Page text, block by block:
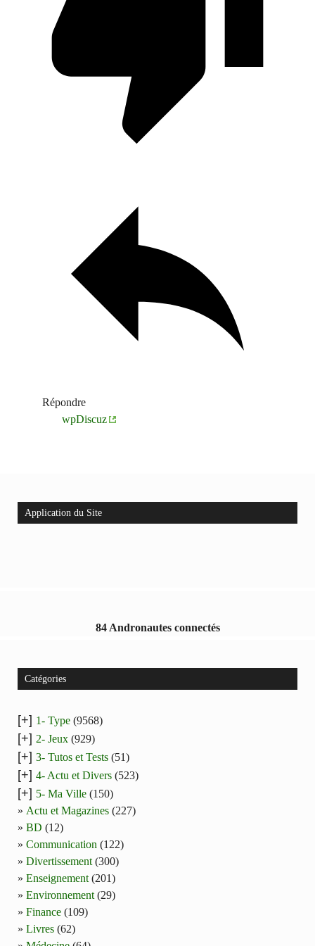
Répondre
wpDiscuz
Application du Site
84 Andronautes connectés
Catégories
[+] 1- Type (9568)
[+] 2- Jeux (929)
[+] 3- Tutos et Tests (51)
[+] 4- Actu et Divers (523)
[+] 5- Ma Ville (150)
Actu et Magazines (227)
BD (12)
Communication (122)
Divertissement (300)
Enseignement (201)
Environnement (29)
Finance (109)
Livres (62)